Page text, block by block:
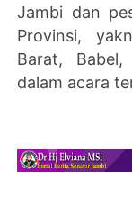
Jambi dan
Provinsi,
Barat,
dalam acara